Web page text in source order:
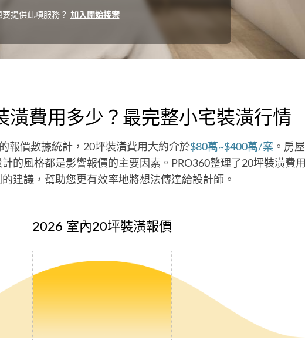
要提供此項服務？ 加入開始接案
潢費用多少？最完整小宅裝潢行情
報價數據統計，20坪裝潢費用大約介於$80萬~$400萬/案 。房屋
的風格都是影響報價的主要因素。PRO360整理了20坪裝潢費用
建議，幫助您更有效率地將想法傳達給設計師。
2026 室內20坪裝潢報價